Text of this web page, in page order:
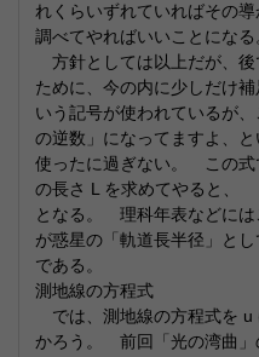
れくらいずれていればその
調べてやればいいことになる
方針としては以上だが、
ために、今の内に少しだけ
いう記号が使われているが
の逆数」になってますよ、
使ったに過ぎない。 この式
の長さ L を求めてやると、
となる。 理科年表などには
が惑星の「軌道長半径」と
である。
測地線の方程式
では、測地線の方程式を u
かろう。 前回「光の湾曲」